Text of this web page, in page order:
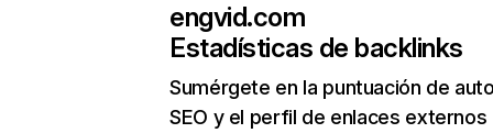
engvid.com
Estadísticas de backlinks
Sumérgete en la puntuación de
SEO y el perfil de enlaces externos